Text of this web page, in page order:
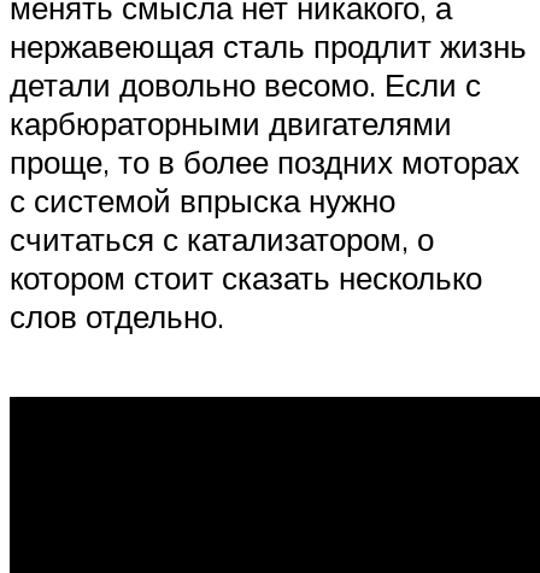
нержавеющая сталь продлит жизнь
детали довольно весомо. Если с
карбюраторными двигателями
проще, то в более поздних моторах
с системой впрыска нужно
считаться с катализатором, о
котором стоит сказать несколько
слов отдельно.